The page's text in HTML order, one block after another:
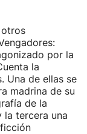
otros
por la
la
Una de ellas se
madrina de su
de la
la tercera una